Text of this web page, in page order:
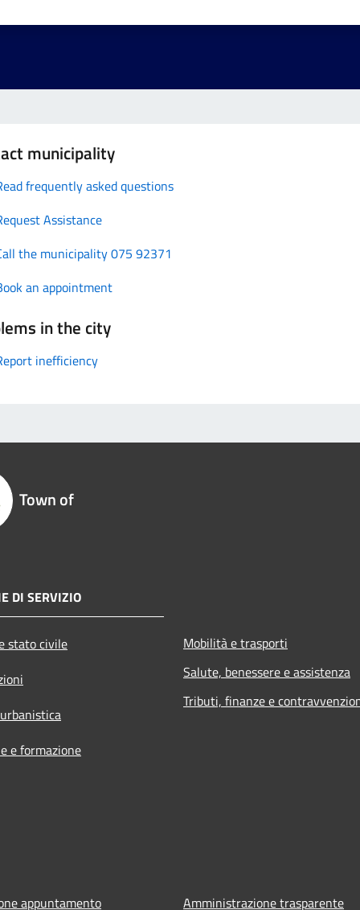
municipality
frequently asked questions
Assistance
the municipality 075 92371
an appointment
in the city
inefficiency
Town of
DI SERVIZIO
stato civile
e formazione
Mobilità e trasporti
Salute, benessere e assistenza
Tributi, finanze e
appuntamento Amministrazione trasparente